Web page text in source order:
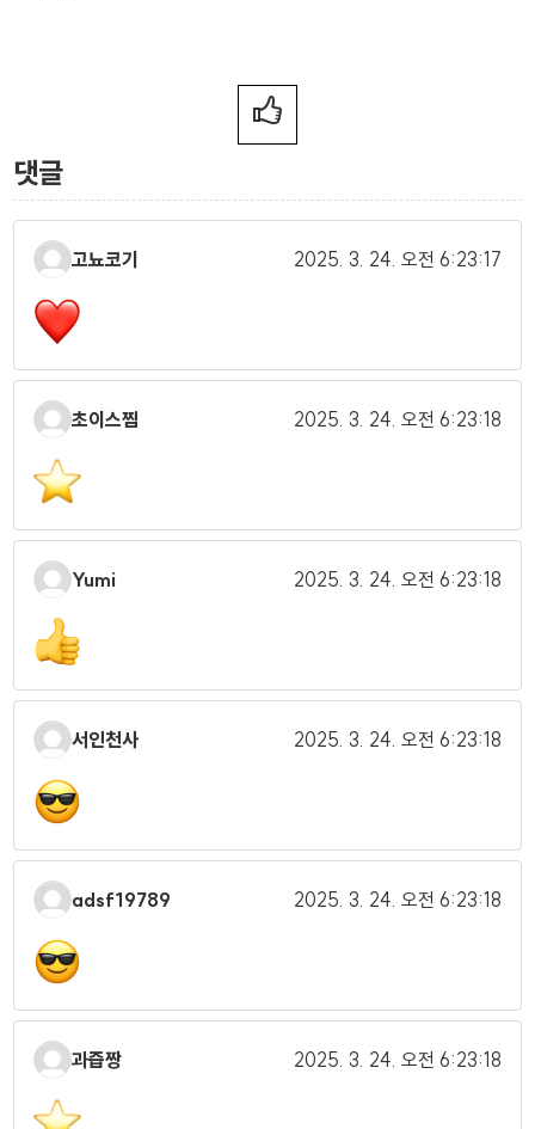
댓글
고뇨코기 2025. 3. 24. 오전 6:23:17
초이스찜 2025. 3. 24. 오전 6:23:18
Yumi 2025. 3. 24. 오전 6:23:18
서인천사 2025. 3. 24. 오전 6:23:18
adsf19789 2025. 3. 24. 오전 6:23:18
과즙짱 2025. 3. 24. 오전 6:23:18